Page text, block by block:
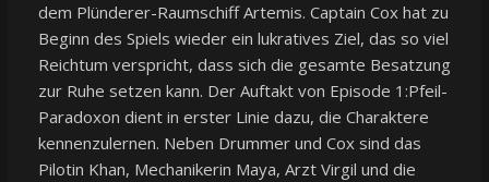
dem Plünderer-Raumschiff Artemis. Captain Cox hat zu
Beginn des Spiels wieder ein lukratives Ziel, das so viel
Reichtum verspricht, dass sich die gesamte Besatzung
zur Ruhe setzen kann. Der Auftakt von Episode 1:Pfeil-
Paradoxon dient in erster Linie dazu, die Charaktere
kennenzulernen. Neben Drummer und Cox sind das
Pilotin Khan, Mechanikerin Maya, Arzt Virgil und die